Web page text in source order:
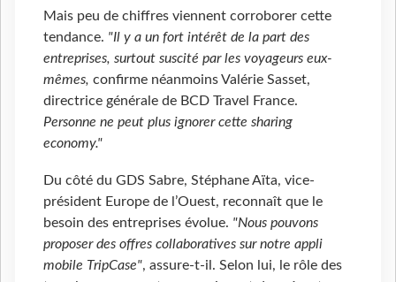
Mais peu de chiffres viennent corroborer cette
tendance. "Il y a un fort intérêt de la part des
entreprises, surtout suscité par les voyageurs eux-
mêmes, confirme néanmoins Valérie Sasset,
directrice générale de BCD Travel France.
Personne ne peut plus ignorer cette sharing
economy."
Du côté du GDS Sabre, Stéphane Aïta, vice-
président Europe de l’Ouest, reconnaît que le
besoin des entreprises évolue. "Nous pouvons
proposer des offres collaboratives sur notre appli
mobile TripCase", assure-t-il. Selon lui, le rôle des